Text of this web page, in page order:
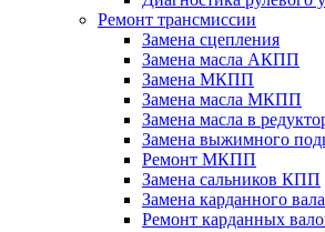
Ремонт трансмиссии
Замена сцепления
Замена масла АКПП
Замена МКПП
Замена масла МКПП
Замена масла в
Замена выжимного
Ремонт МКПП
Замена сальников КПП
Замена карданного вала
Ремонт карданных